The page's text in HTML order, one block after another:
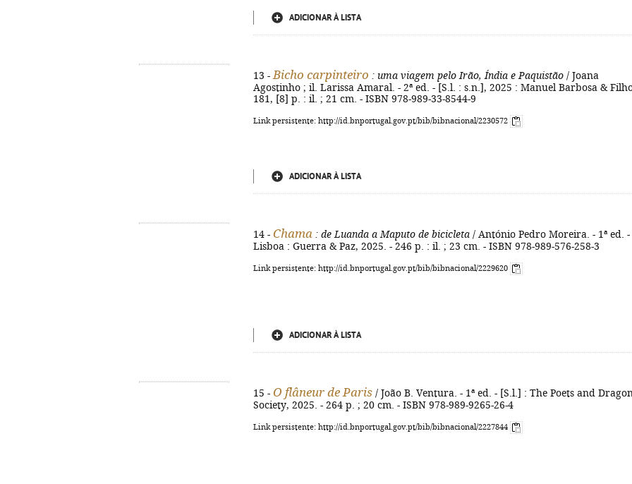
ADICIONAR À LISTA
13 - Bicho carpinteiro : uma viagem pelo Irão, Índia e Paquistão / Joana
Agostinho ; il. Larissa Amaral. - 2ª ed. - [S.l. : s.n.], 2025 : Manuel Barbosa &
181, [8] p. : il. ; 21 cm. - ISBN 978-989-33-8544-9
Link persistente: http://id.bnportugal.gov.pt/bib/bibnacional/2230572
ADICIONAR À LISTA
14 - Chama : de Luanda a Maputo de bicicleta / António Pedro Moreira. - 1ª ed. -
Lisboa : Guerra & Paz, 2025. - 246 p. : il. ; 23 cm. - ISBN 978-989-576-258-3
Link persistente: http://id.bnportugal.gov.pt/bib/bibnacional/2229620
ADICIONAR À LISTA
15 - O flâneur de Paris / João B. Ventura. - 1ª ed. - [S.l.] : The Poets and
Society, 2025. - 264 p. ; 20 cm. - ISBN 978-989-9265-26-4
Link persistente: http://id.bnportugal.gov.pt/bib/bibnacional/2227844